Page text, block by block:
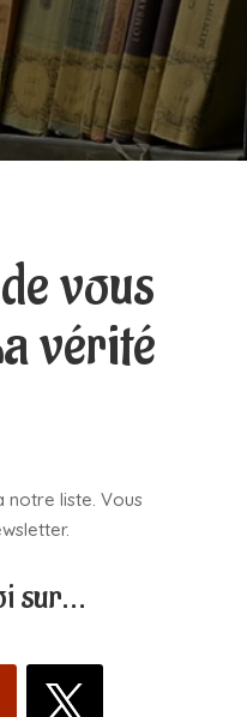
vous
vérité
notre liste. Vous
sur…